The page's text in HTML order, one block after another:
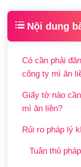
Nội dung
Có cần phải
công ty mì ăn
Giấy tờ nào
mì ăn liền?
Rủi ro pháp lý
Tuân thủ